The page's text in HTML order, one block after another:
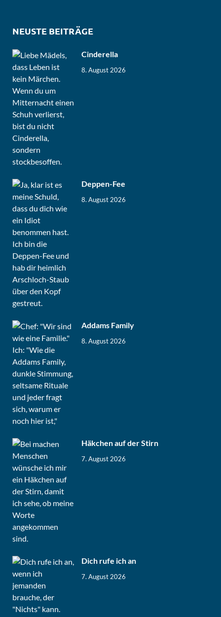
NEUSTE BEITRÄGE
Cinderella
8. August 2026
Deppen-Fee
8. August 2026
Addams Family
8. August 2026
Häkchen auf der Stirn
7. August 2026
Dich rufe ich an
7. August 2026